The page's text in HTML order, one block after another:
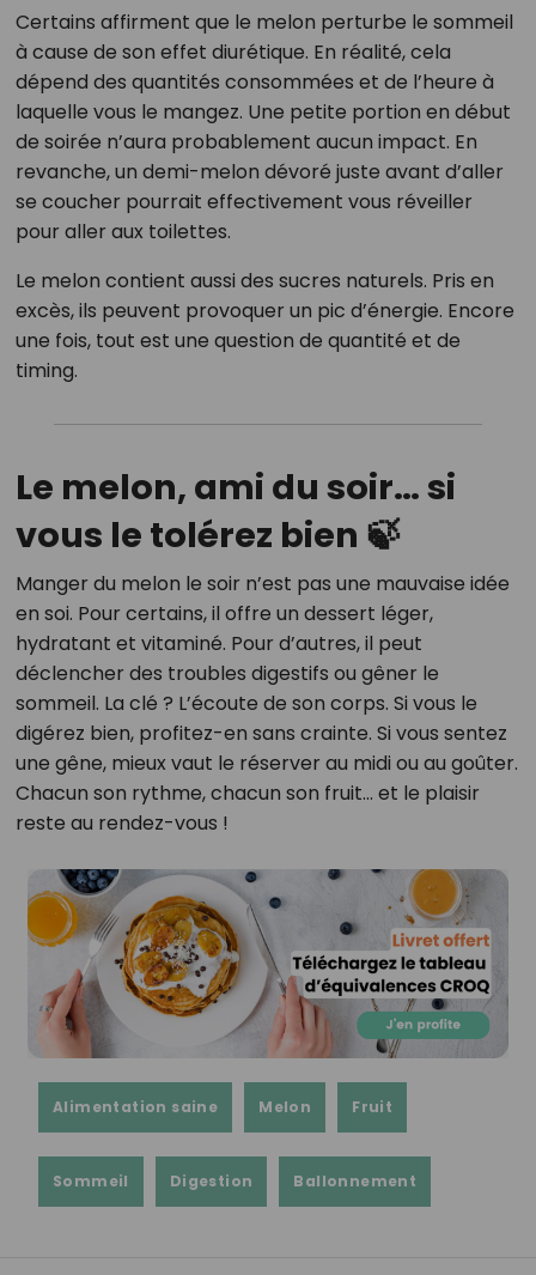
Certains affirment que le melon perturbe le sommeil
à cause de son effet diurétique. En réalité, cela
dépend des quantités consommées et de l’heure à
laquelle vous le mangez. Une petite portion en début
de soirée n’aura probablement aucun impact. En
revanche, un demi-melon dévoré juste avant d’aller
se coucher pourrait effectivement vous réveiller
pour aller aux toilettes.
Le melon contient aussi des sucres naturels. Pris en
excès, ils peuvent provoquer un pic d’énergie. Encore
une fois, tout est une question de quantité et de
timing.
Le melon, ami du soir… si
vous le tolérez bien 🍃
Manger du melon le soir n’est pas une mauvaise idée
en soi. Pour certains, il offre un dessert léger,
hydratant et vitaminé. Pour d’autres, il peut
déclencher des troubles digestifs ou gêner le
sommeil. La clé ? L’écoute de son corps. Si vous le
digérez bien, profitez-en sans crainte. Si vous sentez
une gêne, mieux vaut le réserver au midi ou au goûter.
Chacun son rythme, chacun son fruit… et le plaisir
reste au rendez-vous !
Alimentation saine Melon Fruit
Sommeil Digestion Ballonnement